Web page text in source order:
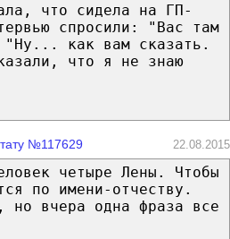
что сидела на ГП-
спросили: "Вас там
как вам сказать.
что я не знаю
№117629 22.08.2015
четыре Лены. Чтобы
по имени-отчеству.
но вчера одна фраза все